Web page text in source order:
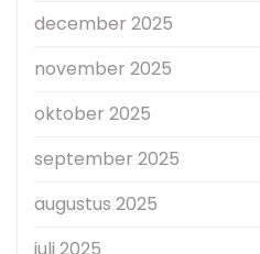
december 2025
november 2025
oktober 2025
september 2025
augustus 2025